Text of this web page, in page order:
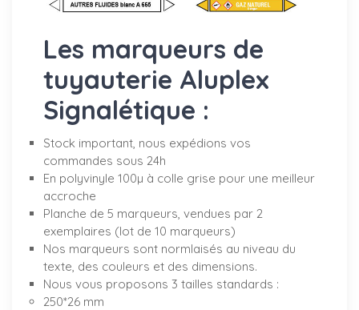
Les marqueurs de
tuyauterie Aluplex
Signalétique :
Stock important, nous expédions vos
commandes sous 24h
En polyvinyle 100µ à colle grise pour une meilleur
accroche
Planche de 5 marqueurs, vendues par 2
exemplaires (lot de 10 marqueurs)
Nos marqueurs sont normlaisés au niveau du
texte, des couleurs et des dimensions.
Nous vous proposons 3 tailles standards :
250*26 mm